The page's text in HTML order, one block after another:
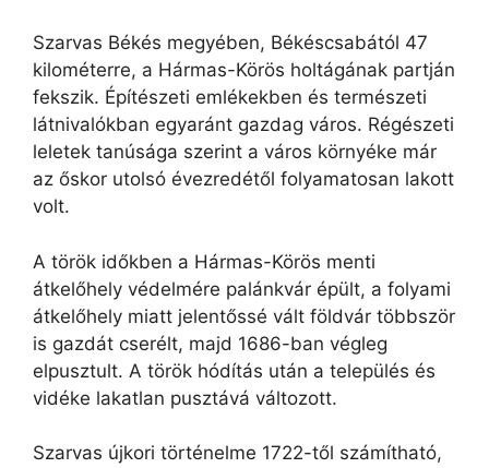
Szarvas Békés megyében, Békéscsabától 47
kilométerre, a Hármas-Körös holtágának partján
fekszik. Építészeti emlékekben és természeti
látnivalókban egyaránt gazdag város. Régészeti
leletek tanúsága szerint a város környéke már
az őskor utolsó évezredétől folyamatosan lakott
volt.
A török időkben a Hármas-Körös menti
átkelőhely védelmére palánkvár épült, a folyami
átkelőhely miatt jelentőssé vált földvár többször
is gazdát cserélt, majd 1686-ban végleg
elpusztult. A török hódítás után a település és
vidéke lakatlan pusztává változott.
Szarvas újkori történelme 1722-től számítható,